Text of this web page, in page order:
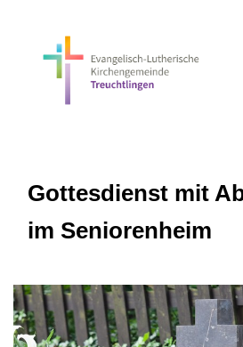
Gottesdienst mit
im Seniorenheim